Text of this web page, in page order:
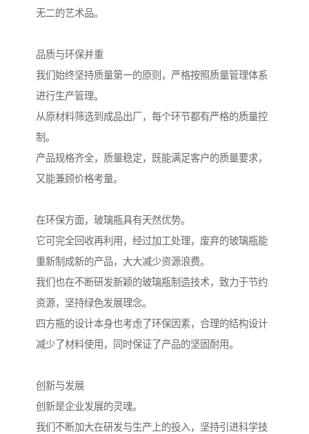
无二的艺术品。
品质与环保并重
我们始终坚持质量第一的原则，严格按照质量管理体系
进行生产管理。
从原材料筛选到成品出厂，每个环节都有严格的质量控
制。
产品规格齐全，质量稳定，既能满足客户的质量要求，
又能兼顾价格考量。
在环保方面，玻璃瓶具有天然优势。
它可完全回收再利用，经过加工处理，废弃的玻璃瓶能
重新制成新的产品，大大减少资源浪费。
我们也在不断研发新颖的玻璃瓶制造技术，致力于节约
资源，坚持绿色发展理念。
四方瓶的设计本身也考虑了环保因素，合理的结构设计
减少了材料使用，同时保证了产品的坚固耐用。
创新与发展
创新是企业发展的灵魂。
我们不断加大在研发与生产上的投入，坚持引进科学技